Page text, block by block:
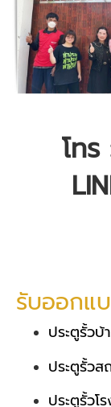
โทร
รับออกแ
ประตูรั้วบ้
ประตูรั้วส
ประตูรั้วโ